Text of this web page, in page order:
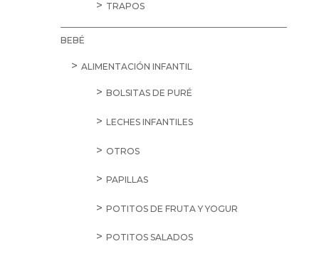
TRAPOS
BEBÉ
ALIMENTACIÓN INFANTIL
BOLSITAS DE PURÉ
LECHES INFANTILES
OTROS
PAPILLAS
POTITOS DE FRUTA Y YOGUR
POTITOS SALADOS